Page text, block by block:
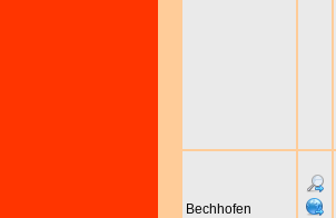
Bechhofen